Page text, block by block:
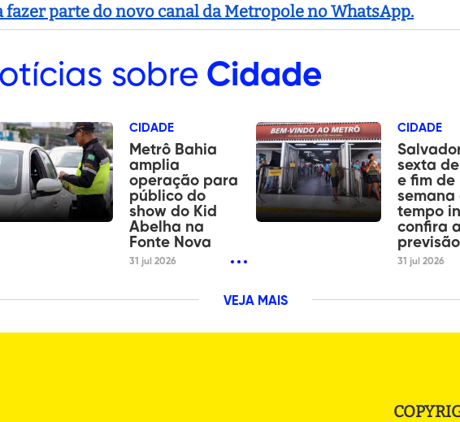
fazer parte do novo canal da Metropole no WhatsApp.
sobre Cidade
CIDADE
Metrô Bahia
amplia
operação para
público do
show do Kid
Abelha na
Fonte Nova
31 jul 2026
CIDADE
sexta
e fim de
semana
tempo
confira a
previsão
31 jul 2026
VEJA MAIS